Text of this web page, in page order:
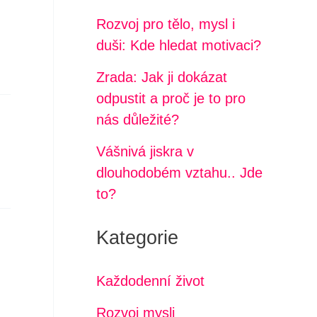
Rozvoj pro tělo, mysl i
duši: Kde hledat motivaci?
Zrada: Jak ji dokázat
odpustit a proč je to pro
nás důležité?
Vášnivá jiskra v
dlouhodobém vztahu.. Jde
to?
Kategorie
Každodenní život
Rozvoj mysli